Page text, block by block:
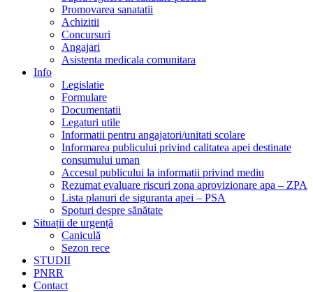
Promovarea sanatatii
Achizitii
Concursuri
Angajari
Asistenta medicala comunitara
Info
Legislatie
Formulare
Documentatii
Legaturi utile
Informatii pentru angajatori/unitati scolare
Informarea publicului privind calitatea apei destinate
consumului uman
Accesul publicului la informatii privind mediu
Rezumat evaluare riscuri zona aprovizionare apa – ZPA
Lista planuri de siguranta apei – PSA
Spoturi despre sănătate
Situații de urgență
Caniculă
Sezon rece
STUDII
PNRR
Contact